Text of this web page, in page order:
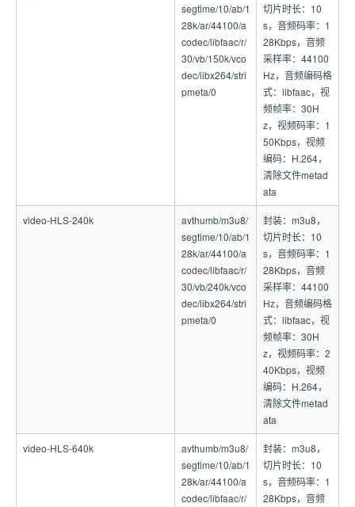
segtime/10/ab/1
28k/ar/44100/a
codec/libfaac/r/
30/vb/150k/vco
dec/libx264/stri
pmeta/0
切片时长：10
s，音频码率：1
28Kbps，音频
采样率：44100
Hz，音频编码格
式：libfaac，视
频帧率：30H
z，视频码率：1
50Kbps，视频
编码：H.264，
清除文件metad
ata
video-HLS-240k
avthumb/m3u8/
segtime/10/ab/1
28k/ar/44100/a
codec/libfaac/r/
30/vb/240k/vco
dec/libx264/stri
pmeta/0
封装：m3u8，
切片时长：10
s，音频码率：1
28Kbps，音频
采样率：44100
Hz，音频编码格
式：libfaac，视
频帧率：30H
z，视频码率：2
40Kbps，视频
编码：H.264，
清除文件metad
ata
video-HLS-640k
avthumb/m3u8/
segtime/10/ab/1
28k/ar/44100/a
codec/libfaac/r/
封装：m3u8，
切片时长：10
s，音频码率：1
28Kbps，音频